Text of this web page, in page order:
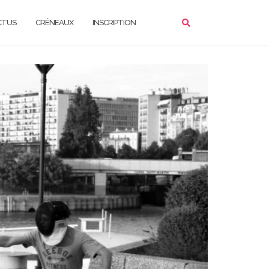
CRÉNEAUX INSCRIPTION